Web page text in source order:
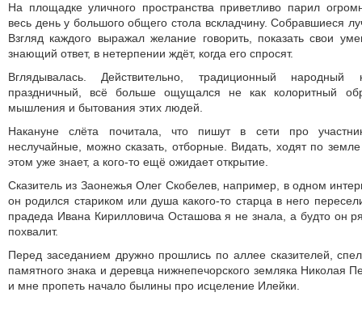
На площадке уличного пространства приветливо парил
весь день у большого общего стола вскладчину. Собравшиеся
Взгляд каждого выражал желание говорить, показать свои
знающий ответ, в нетерпении ждёт, когда его спросят.
Вглядывалась. Действительно, традиционный
праздничный, всё больше ощущался не как колоритный
мышления и бытования этих людей.
Накануне слёта почитала, что пишут в сети про
неслучайные, можно сказать, отборные. Видать, ходят по земле
этом уже знает, а кого-то ещё ожидает открытие.
Сказитель из Заонежья Олег Скобелев, например, в одном
он родился стариком или душа какого-то старца в него
прадеда Ивана Кирилловича Осташова я не знала, а будто он
похвалит.
Перед заседанием дружно прошлись по аллее сказителей,
памятного знака и деревца нижнепечорского земляка Николая
и мне пропеть начало былины про исцеление Илейки.